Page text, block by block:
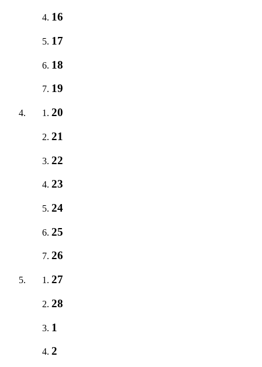
16
17
18
19
20
21
22
23
24
25
26
27
28
1
2